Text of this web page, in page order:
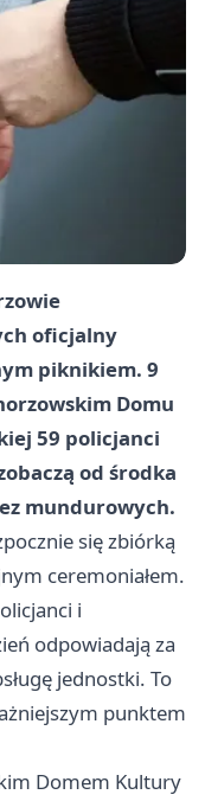
oficjalny
piknikiem. 9
Domu
59 policjanci
od środka
mundurowych.
się zbiórką
ceremoniałem.
i
odpowiadają za
jednostki. To
punktem
Domem Kultury